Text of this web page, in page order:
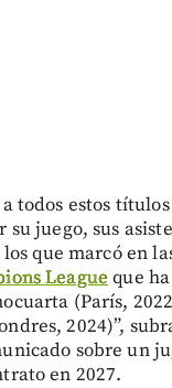
todos estos
juego, sus
que marcó en
League que
(París,
2024)”,
sobre un
en 2027.